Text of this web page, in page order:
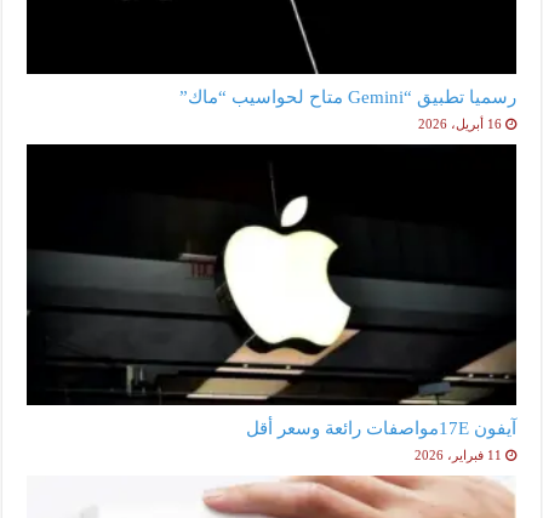
رسميا تطبيق “Gemini متاح لحواسيب “ماك”
16 أبريل، 2026
آيفون 17Eمواصفات رائعة وسعر أقل
11 فبراير، 2026